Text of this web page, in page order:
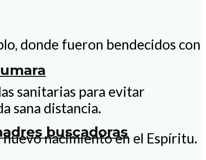
buscadoras
donde fueron bendecidos con
sanitarias para evitar
sana distancia.
nuevo nacimiento en el Espíritu.